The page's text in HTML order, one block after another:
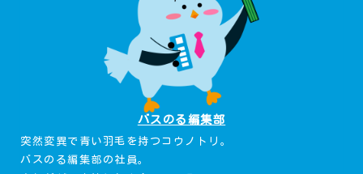
バスのる編集部
突然変異で青い羽毛を持つコウノトリ。
バスのる編集部の社員。